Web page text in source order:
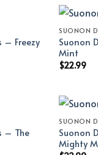
– Freezy
SUONON
Suonon
Mint
$22.99
– The
SUONON
Suonon
Mighty